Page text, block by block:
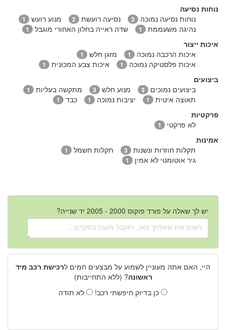
נוחות נסיעה
נוחות נסיעה נמוכה
3 נסיעה רועשת 2 מנוע רועש 1
נהיגה משעממת 1 שדה ראייה בחלון האחורי מוגבל 1
איכות ייצור
איכות הרכבה נמוכה
1 מזגן חלש 1
איכות פלסטיקה נמוכה 1 איכות צבע המכונית 1
ביצועים
ביצועים נמוכים
3 מנוע חלש 3 מתקשה בעליות 1
תאוצה איטית 1 יציבות נמוכה 1 כבד 1
פרקטיות
לא פרקטי
1
אמינות
תקלות חוזרות ונשנות
3 תקלות חשמל 1
גיר אוטומטי לא אמין 1
יש לך שאלה על פורד פוקוס 2000 - 2005 יד שנייה?
היי, האם אתה מעוניין לשמוע על מבצעים חמים לרכישת רכב מיד
ראשונה? (ללא התחייבות)
כן בדיוק חיפשתי רכב!
לא תודה